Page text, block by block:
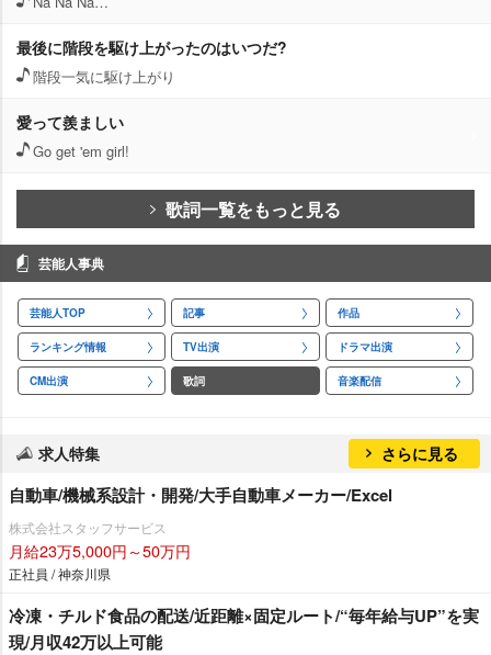
最後に階段を駆け上がったのはいつだ?
階段一気に駆け上がり
愛って羨ましい
Go get 'em girl!
歌詞一覧をもっと見る
芸能人事典
芸能人TOP 記事 作品
ランキング情報 TV出演 ドラマ出演
CM出演 歌詞 音楽配信
求人特集 さらに見る
自動車/機械系設計・開発/大手自動車メーカー/Excel
株式会社スタッフサービス
月給23万5,000円～50万円
正社員 / 神奈川県
冷凍・チルド食品の配送/近距離×固定ルート/“毎年給与UP”を実
現/月収42万以上可能